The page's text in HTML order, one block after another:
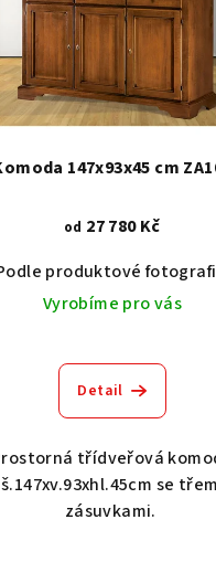
vintage BT1551 Dub
147x93x45 cm
od 27 780 Kč
produktové
Vyrobíme pro vás
Detail
třídveřová
š.147xv.93xhl.45cm se
zásuvkami.